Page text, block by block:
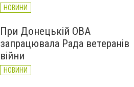
НОВИНИ
При Донецькій ОВА
запрацювала Рада ветеранів
війни
НОВИНИ